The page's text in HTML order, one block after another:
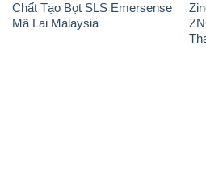
Chất Tạo Bọt SLS Emersense
Mã Lai Malaysia